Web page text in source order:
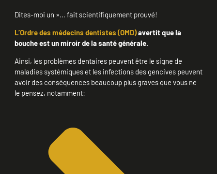
Dites-moi un »… fait scientifiquement prouvé!
L’Ordre des médecins dentistes (OMD)avertit que la
bouche est un miroir de la santé générale.
Ainsi, les problèmes dentaires peuvent être le signe de
maladies systémiques et les infections des gencives peuvent
avoir des conséquences beaucoup plus graves que vous ne
le pensez, notamment: